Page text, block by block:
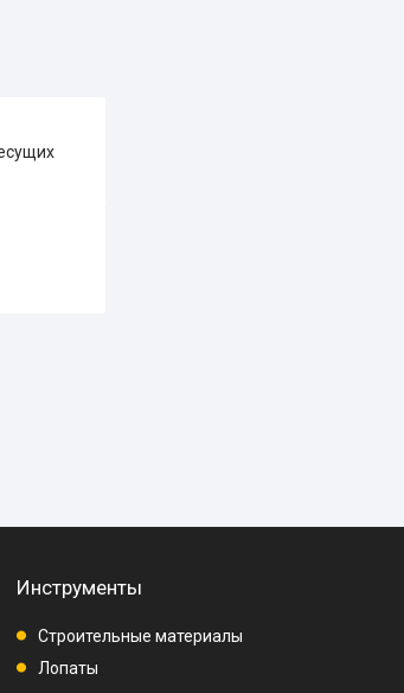
Инструменты
Строительные материалы
Лопаты